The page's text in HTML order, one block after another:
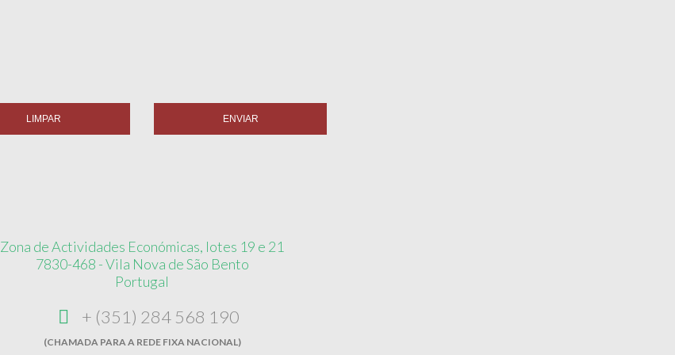
LIMPAR ENVIAR
Zona de Actividades Económicas, lotes 19 e 21
7830-468 - Vila Nova de São Bento
Portugal
+ (351) 284 568 190
(CHAMADA PARA A REDE FIXA NACIONAL)